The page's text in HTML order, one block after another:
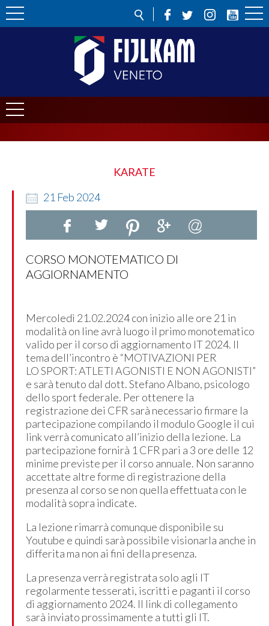
KARATE
21 Feb 2024
CORSO MONOTEMATICO DI
AGGIORNAMENTO
Mercoledì 21.02.2024 con inizio alle ore 21 in
modalità on line avrà luogo il primo monotematico
valido per il corso di aggiornamento IT 2024. Il
tema dell’incontro è “MOTIVAZIONI PER
LO SPORT: ATLETI AGONISTI E NON AGONISTI”
e sarà tenuto dal dott. Stefano Albano, psicologo
dello sport federale. Per ottenere la
registrazione dei CFR sarà necessario firmare la
partecipazione compilando il modulo Google il cui
link verrà comunicato all’inizio della lezione. La
partecipazione fornirà 1 CFR pari a 3 ore delle 12
minime previste per il corso annuale. Non saranno
accettate altre forme di registrazione della
presenza al corso se non quella effettuata con le
modalità sopra indicate.
La lezione rimarrà comunque disponibile su
Youtube e quindi sarà possibile visionarla anche in
differita ma non ai fini della presenza.
La presenza verrà registrata solo agli IT
regolarmente tesserati, iscritti e paganti il corso
di aggiornamento 2024. Il link di collegamento
sarà inviato prossimamente a tutti gli IT.